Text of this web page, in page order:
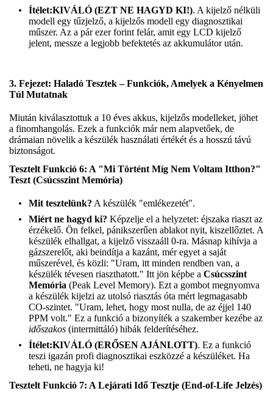
Ítélet:KIVÁLÓ (EZT NE HAGYD KI!). A kijelző nélküli
modell egy tűzjelző, a kijelzős modell egy diagnosztikai
műszer. Az a pár ezer forint felár, amit egy LCD kijelző
jelent, messze a legjobb befektetés az akkumulátor után.
3. Fejezet: Haladó Tesztek – Funkciók, Amelyek a Kényelmen
Túl Mutatnak
Miután kiválasztottuk a 10 éves akkus, kijelzős modelleket, jöhet
a finomhangolás. Ezek a funkciók már nem alapvetőek, de
drámaian növelik a készülék használati értékét és a hosszú távú
biztonságot.
Tesztelt Funkció 6: A "Mi Történt Míg Nem Voltam Itthon?"
Teszt (Csúcsszint Memória)
Mit tesztelünk? A készülék "emlékezetét".
Miért ne hagyd ki? Képzelje el a helyzetet: éjszaka riaszt az
érzékelő. Ön felkel, pánikszerűen ablakot nyit, kiszellőztet. A
készülék elhallgat, a kijelző visszaáll 0-ra. Másnap kihívja a
gázszerelőt, aki beindítja a kazánt, mér egyet a saját
műszerével, és közli: "Uram, itt minden rendben van, a
készülék tévesen riaszthatott." Itt jön képbe a Csúcsszint
Memória (Peak Level Memory). Ezt a gombot megnyomva
a készülék kijelzi az utolsó riasztás óta mért legmagasabb
CO-szintet. "Uram, lehet, hogy most nulla, de az éjjel 140
PPM volt." Ez a funkció a bizonyíték a szakember kezébe az
időszakos (intermittáló) hibák felderítéséhez.
Ítélet:KIVÁLÓ (ERŐSEN AJÁNLOTT). Ez a funkció
teszi igazán profi diagnosztikai eszközzé a készüléket. Ha
teheti, ne hagyja ki!
Tesztelt Funkció 7: A Lejárati Idő Tesztje (End-of-Life Jelzés)